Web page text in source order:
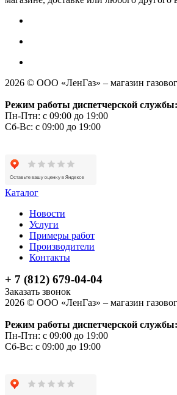
2026 © ООО «ЛенГаз» – магазин
Режим работы диспетчерской службы:
Пн-Птн: с 09:00 до 19:00
Сб-Вс: с 09:00 до 19:00
Каталог
Новости
Услуги
Примеры работ
Производители
Контакты
+ 7 (812) 679-04-04
Заказать звонок
2026 © ООО «ЛенГаз» – магазин
Режим работы диспетчерской службы:
Пн-Птн: с 09:00 до 19:00
Сб-Вс: с 09:00 до 19:00